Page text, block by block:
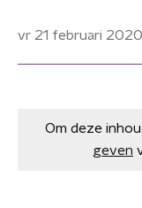
vr 21 februari 2020
Om deze
geven